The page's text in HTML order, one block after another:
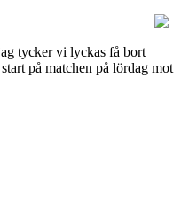
tycker vi lyckas få bort
på matchen på lördag mot